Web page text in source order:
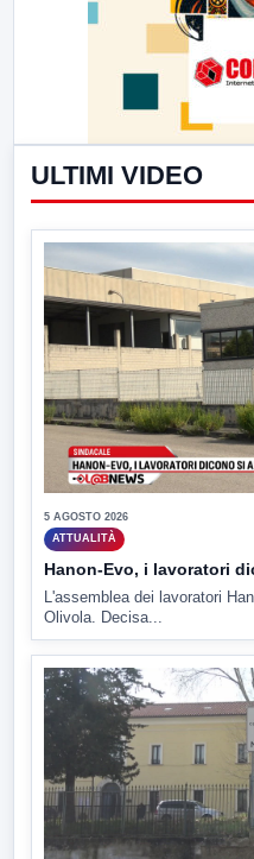
ULTIMI VIDEO
5 AGOSTO 2026
ATTUALITÀ
Hanon-Evo, i lavoratori
L'assemblea dei lavoratori
Olivola. Decisa...